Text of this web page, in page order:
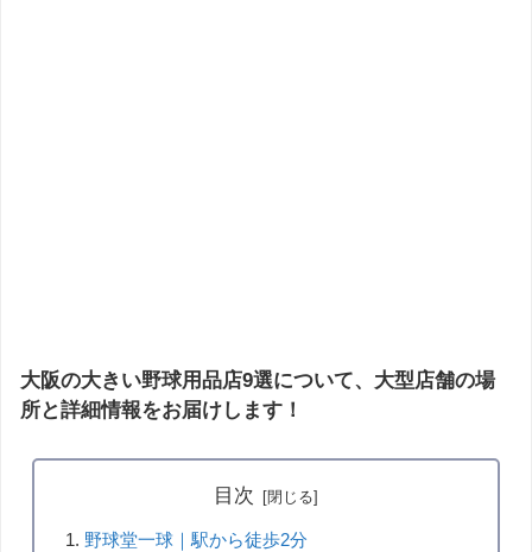
大阪の大きい野球用品店9選について、大型店舗の場
所と詳細情報をお届けします！
目次
野球堂一球｜駅から徒歩2分